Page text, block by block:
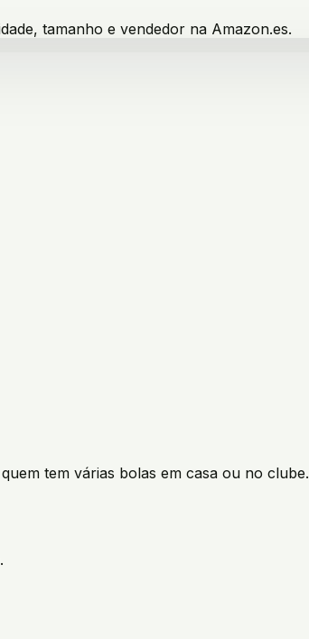
tamanho e vendedor na Amazon.es.
tem várias bolas em casa ou no clube.